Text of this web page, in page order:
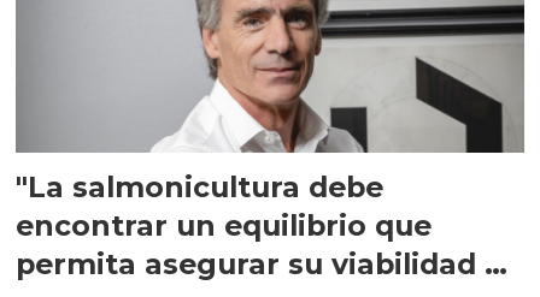
"La salmonicultura debe
encontrar un equilibrio que
permita asegurar su viabilidad de